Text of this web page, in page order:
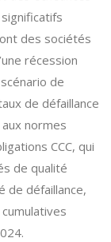
des sociétés
récession
de
de défaillance
normes
CCC, qui
de qualité
de défaillance,